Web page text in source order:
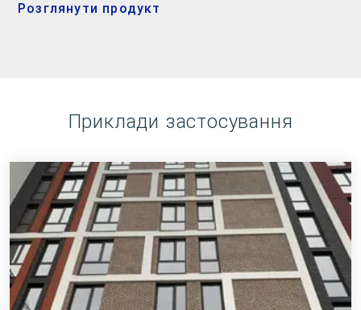
Розглянути продукт
Приклади застосування